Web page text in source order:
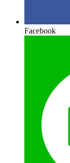
Facebook